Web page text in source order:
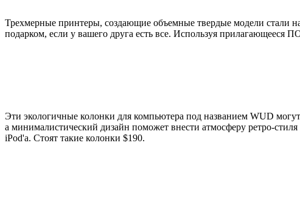
Трехмерные принтеры, создающие объемные твердые модели стали
подарком, если у вашего друга есть все. Используя прилагающееся
Эти экологичные колонки для компьютера под названием WUD
а минималистический дизайн поможет внести атмосферу ретро-
iPod'а. Стоят такие колонки $190.